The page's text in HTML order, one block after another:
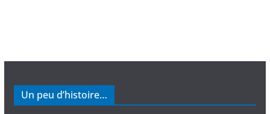
Un peu d’histoire…